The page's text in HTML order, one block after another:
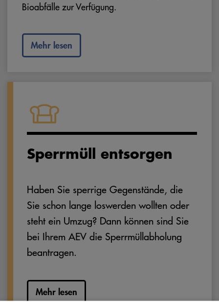
Bioabfälle zur Verfügung.
Mehr lesen
Sperrmüll entsorgen
Haben Sie sperrige Gegenstände, die
Sie schon lange loswerden wollten oder
steht ein Umzug? Dann können sind Sie
bei Ihrem AEV die Sperrmüllabholung
beantragen.
Mehr lesen